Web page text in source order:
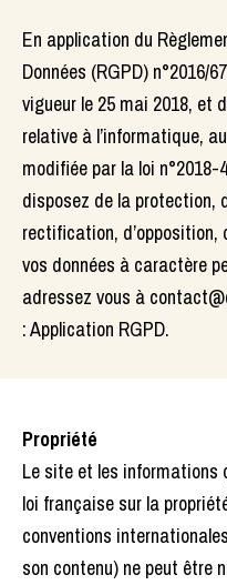
En application du
Données (RGPD) n°2016/
vigueur le 25 mai 2018, et
relative à l’informatique,
modifiée par la loi n°2018-
disposez de la protection,
rectification,
vos données à caractère
adressez vous à
: Application RGPD.
Propriété
Le site et les informations
loi française sur la
conventions
son contenu) ne peut être